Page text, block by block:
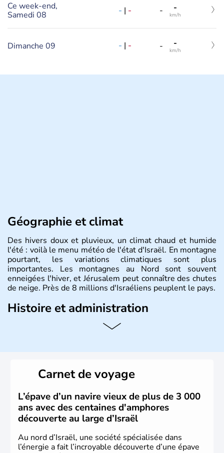
Ce week-end,
Samedi 08
- | - - -
km/h
Dimanche 09 - | - - -
km/h
Géographie et climat
Des hivers doux et pluvieux, un climat chaud et humide
l'été : voilà le menu météo de l'état d'Israël. En montagne
pourtant, les variations climatiques sont plus
importantes. Les montagnes au Nord sont souvent
enneigées l'hiver, et Jérusalem peut connaître des chutes
de neige. Près de 8 millions d'Israéliens peuplent le pays.
Histoire et administration
L'Israël est un état de la partie est de la Méditerranée,
vrai essor économique dans le domaine des nouvelles
Carnet de voyage
L’épave d’un navire vieux de plus de 3 000
ans avec des centaines d'amphores
découverte au large d’Israël
Au nord d’Israël, une société spécialisée dans
l’énergie a fait l’incroyable découverte d’une épave